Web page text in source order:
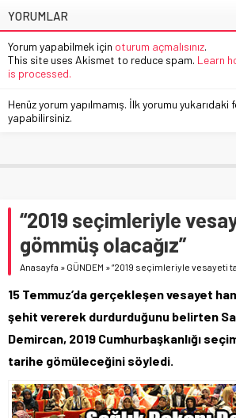
YORUMLAR
Yorum yapabilmek için oturum açmalısınız.
This site uses Akismet to reduce spam. Learn
is processed.
Henüz yorum yapılmamış. İlk yorumu yukarıdaki
yapabilirsiniz.
“2019 seçimleriyle
gömmüş olacağız”
Anasayfa » GÜNDEM »“2019 seçimleriyle vesayeti
15 Temmuz’da gerçekleşen vesayet
şehit vererek durdurduğunu belirten
Demircan, 2019 Cumhurbaşkanlığı
tarihe gömüleceğini söyledi.